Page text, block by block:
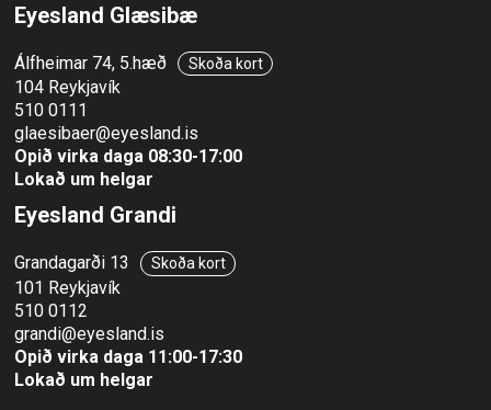
Eyesland Glæsibæ
Álfheimar 74, 5.hæð Skoða kort
104 Reykjavík
510 0111
glaesibaer@eyesland.is
Opið virka daga 08:30-17:00
Lokað um helgar
Eyesland Grandi
Grandagarði 13 Skoða kort
101 Reykjavík
510 0112
grandi@eyesland.is
Opið virka daga 11:00-17:30
Lokað um helgar